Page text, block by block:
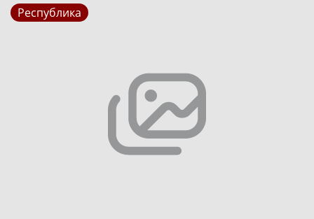
Республика